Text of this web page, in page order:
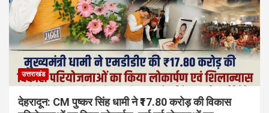
उत्तराखंड
देहरादून: CM पुष्कर सिंह धामी ने ₹17.80 करोड़ की विकास